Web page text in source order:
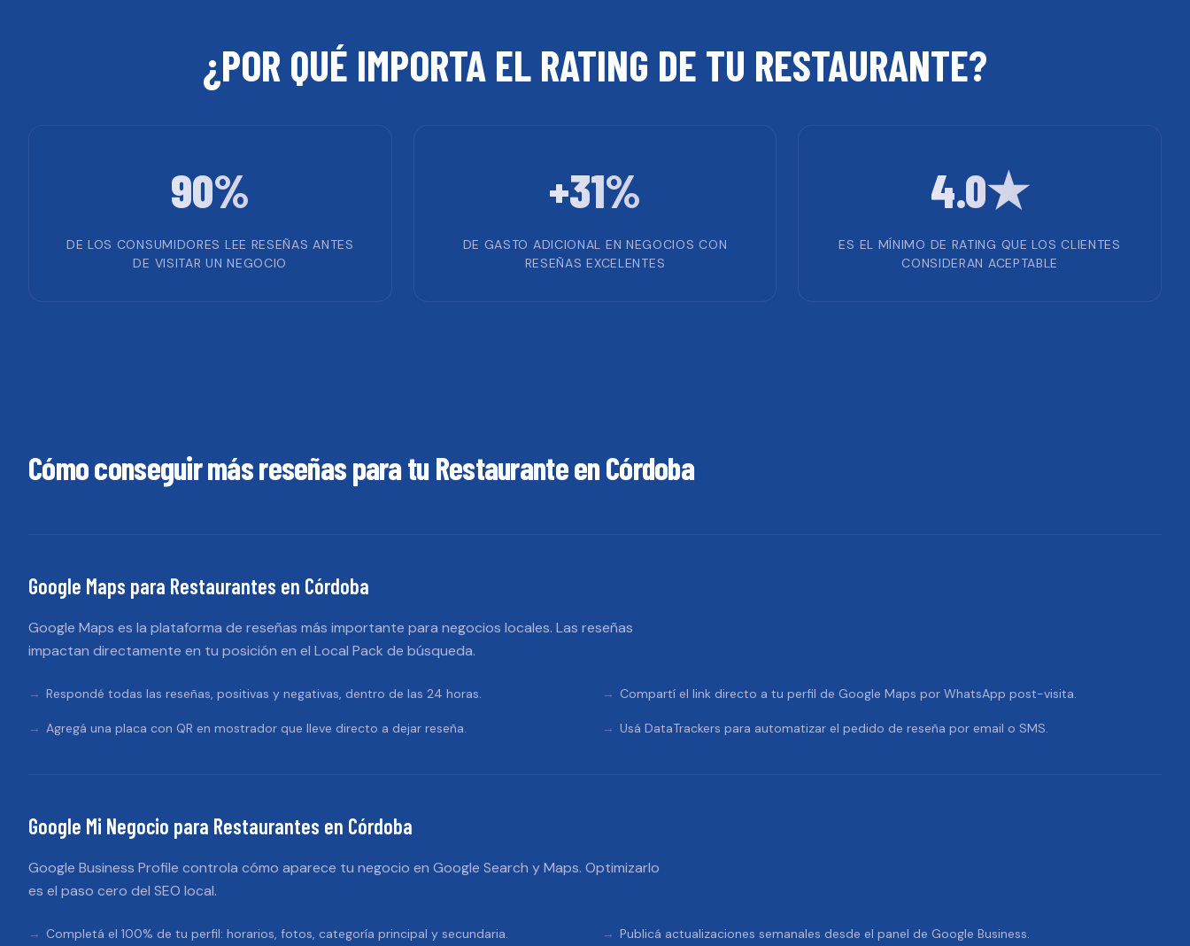
¿POR QUÉ IMPORTA EL RATING DE TU RESTAURANTE?
90%
DE LOS CONSUMIDORES LEE RESEÑAS ANTES
DE VISITAR UN NEGOCIO
+31%
DE GASTO ADICIONAL EN NEGOCIOS CON
RESEÑAS EXCELENTES
4.0★
ES EL MÍNIMO DE RATING QUE LOS CLIENTES
CONSIDERAN ACEPTABLE
Cómo conseguir más reseñas para tu RestauranteenCórdoba
Google Maps para Restaurantes en Córdoba
Google Maps es la plataforma de reseñas más importante para negocios locales. Las reseñas
impactan directamente en tu posición en el Local Pack de búsqueda.
Respondé todas las reseñas, positivas y negativas, dentro de las 24 horas. Compartí el link directo a tu perfil de Google Maps por WhatsApp post-visita.
Agregá una placa con QR en mostrador que lleve directo a dejar reseña. Usá DataTrackers para automatizar el pedido de reseña por email o SMS.
Google Mi Negocio para Restaurantes en Córdoba
Google Business Profile controla cómo aparece tu negocio en Google Search y Maps. Optimizarlo
es el paso cero del SEO local.
Completá el 100% de tu perfil: horarios, fotos, categoría principal y secundaria. Publicá actualizaciones semanales desde el panel de Google Business.